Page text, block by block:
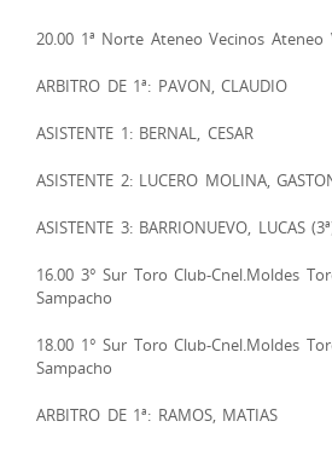
20.00 1ª Norte Ateneo Vecinos
ARBITRO DE 1ª: PAVON, CLAUDIO
ASISTENTE 1: BERNAL, CESAR
ASISTENTE 2: LUCERO MOLINA,
ASISTENTE 3: BARRIONUEVO, LUCAS
16.00 3° Sur Toro Club-Cnel.Moldes
Sampacho
18.00 1° Sur Toro Club-Cnel.Moldes
Sampacho
ARBITRO DE 1ª: RAMOS, MATIAS